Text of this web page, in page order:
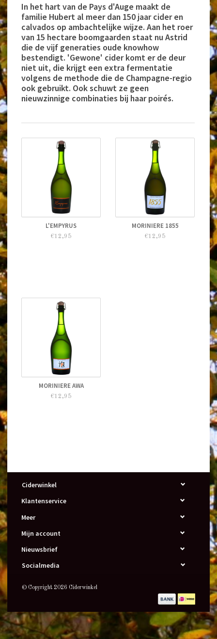
In het hart van de Pays d'Auge maakt de
familie Hubert al meer dan 150 jaar cider en
calvados op ambachtelijke wijze. Aan het roer
van 15 hectare boomgaarden staat nu Astrid
die de vijf generaties oude knowhow
bestendigt. 'Gewone' cider komt er de deur
niet uit, die krijgt een extra fermentatie
volgens de methode die de Champagne-regio
ook gebruikt. Ook schuwt ze geen
nieuwzinnige combinaties bij haar poirés.
L'EMPYRUS
€12,95
MORINIERE 1855
€12,95
MORINIERE AWA
€12,95
Ciderwinkel
Klantenservice
Meer
Mijn account
Nieuwsbrief
Socialmedia
© Copyright 2026 Ciderwinkel